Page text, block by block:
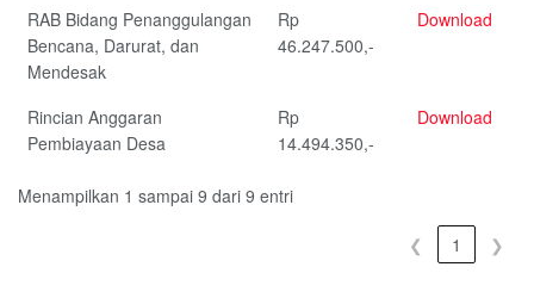
RAB Bidang Penanggulangan
Bencana, Darurat, dan
Mendesak
Rp
46.247.500,-
Download
Rincian Anggaran
Pembiayaan Desa
Rp
14.494.350,-
Download
Menampilkan 1 sampai 9 dari 9 entri
❮ 1 ❯